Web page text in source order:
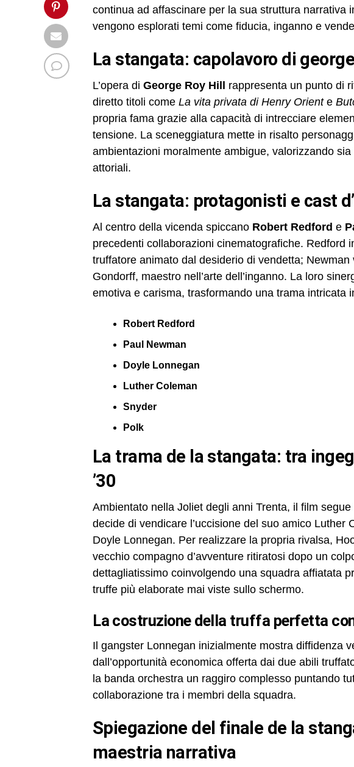
continua ad affascinare per la sua struttura narrativa
vengono esplorati temi come fiducia, inganno e
la stangata: capolavoro di
L’opera di George Roy Hill rappresenta un punto di
diretto titoli come La vita privata di Henry Oriente
propria fama grazie alla capacità di intrecciare
tensione. La sceneggiatura mette in risalto
ambientazioni moralmente ambigue, valorizzando
attoriali.
la stangata: protagonisti e cast
Al centro della vicenda spiccano Robert Redford e
precedenti collaborazioni cinematografiche. Redford
truffatore animato dal desiderio di vendetta; Newman
Gondorff, maestro nell’arte dell’inganno. La loro
emotiva e carisma, trasformando una trama intricata
Robert Redford
Paul Newman
Doyle Lonnegan
Luther Coleman
Snyder
Polk
la trama de la stangata: tra ingegno e vendetta negli anni
’30
Ambientato nella Joliet degli anni Trenta, il film
decide di vendicare l’uccisione del suo amico Luther
Doyle Lonnegan. Per realizzare la propria rivalsa,
vecchio compagno d’avventure ritiratosi dopo un
dettagliatissimo coinvolgendo una squadra affiatata
truffe più elaborate mai viste sullo schermo.
la costruzione della truffa perfetta
Il gangster Lonnegan inizialmente mostra diffidenza
dall’opportunità economica offerta dai due abili
la banda orchestra un raggiro complesso puntando
collaborazione tra i membri della squadra.
spiegazione del finale de la stangata: colpi di scena e
maestria narrativa